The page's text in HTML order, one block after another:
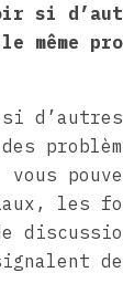
si
même
si
vous
les